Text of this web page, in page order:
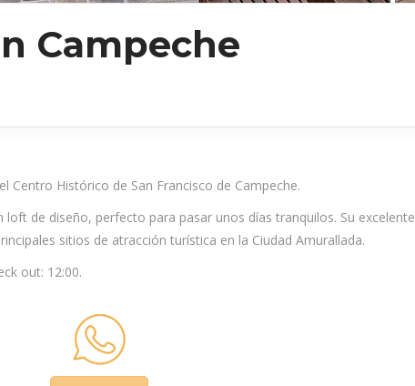
Campeche
Centro Histórico de San Francisco de Campeche.
de diseño, perfecto para pasar unos días tranquilos. Su excelente
sitios de atracción turística en la Ciudad Amurallada.
out: 12:00.